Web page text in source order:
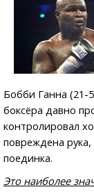
Бобби Ганна (21-
боксёра давно
контролировал
повреждена
поединка.
Это наиболее